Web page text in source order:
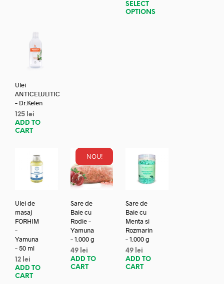
SELECT
OPTIONS
Ulei
ANTICELULITIC
– Dr.Kelen
125 lei
ADD TO
CART
Ulei de
masaj
FORHIM
–
Yamuna
– 50 ml
12 lei
ADD TO
CART
NOU!
Sare de
Baie cu
Rodie –
Yamuna
– 1.000 g
49 lei
ADD TO
CART
Sare de
Baie cu
Menta si
Rozmarin
– 1.000 g
49 lei
ADD TO
CART